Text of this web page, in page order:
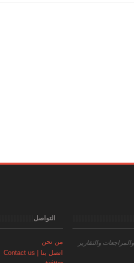
والتقارير
التواصل
من نحن
اتصل بنا | Contact us